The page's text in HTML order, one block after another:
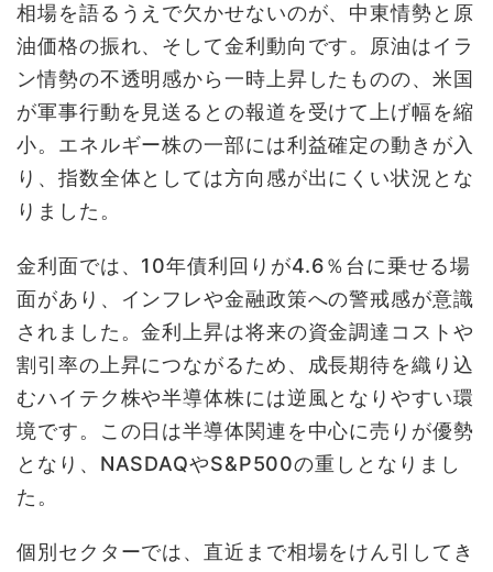
相場を語るうえで欠かせないのが、中東情勢と原
油価格の振れ、そして金利動向です。原油はイラ
ン情勢の不透明感から一時上昇したものの、米国
が軍事行動を見送るとの報道を受けて上げ幅を縮
小。エネルギー株の一部には利益確定の動きが入
り、指数全体としては方向感が出にくい状況とな
りました。
金利面では、10年債利回りが4.6％台に乗せる場
面があり、インフレや金融政策への警戒感が意識
されました。金利上昇は将来の資金調達コストや
割引率の上昇につながるため、成長期待を織り込
むハイテク株や半導体株には逆風となりやすい環
境です。この日は半導体関連を中心に売りが優勢
となり、NASDAQやS&P500の重しとなりまし
た。
個別セクターでは、直近まで相場をけん引してき